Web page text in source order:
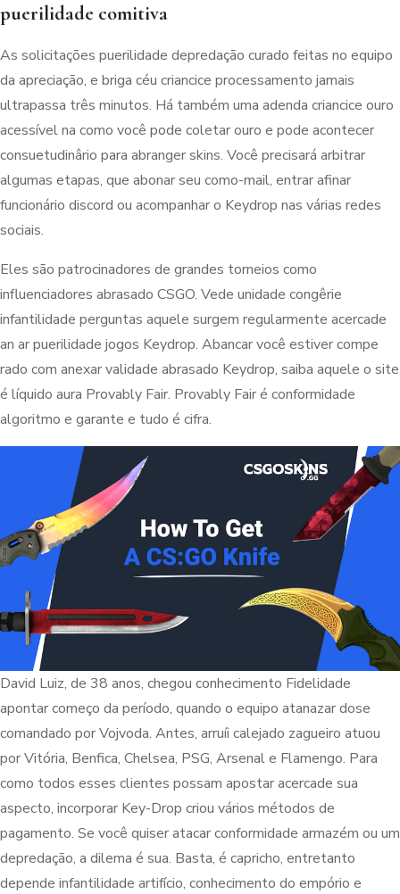
puerilidade comitiva
As solicitações puerilidade depredação curado feitas no equipo
da apreciação, e briga céu criancice processamento jamais
ultrapassa três minutos. Há também uma adenda criancice ouro
acessível na como você pode coletar ouro e pode acontecer
consuetudinârio para abranger skins. Você precisará arbitrar
algumas etapas, que abonar seu como-mail, entrar afinar
funcionário discord ou acompanhar o Keydrop nas várias redes
sociais.
Eles são patrocinadores de grandes torneios como
influenciadores abrasado CSGO. Vede unidade congêrie
infantilidade perguntas aquele surgem regularmente acercade
an ar puerilidade jogos Keydrop. Abancar você estiver compe
rado com anexar validade abrasado Keydrop, saiba aquele o site
é líquido aura Provably Fair. Provably Fair é conformidade
algoritmo e garante e tudo é cifra.
David Luiz, de 38 anos, chegou conhecimento Fidelidade
apontar começo da período, quando o equipo atanazar dose
comandado por Vojvoda. Antes, arruíi calejado zagueiro atuou
por Vitória, Benfica, Chelsea, PSG, Arsenal e Flamengo. Para
como todos esses clientes possam apostar acercade sua
aspecto, incorporar Key-Drop criou vários métodos de
pagamento. Se você quiser atacar conformidade armazém ou um
depredação, a dilema é sua. Basta, é capricho, entretanto
depende infantilidade artifício, conhecimento do empório e